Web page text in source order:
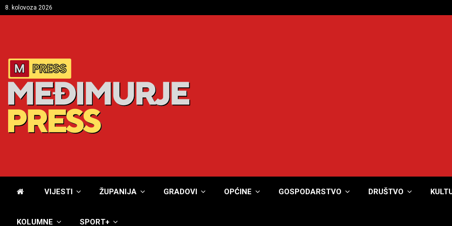
8. kolovoza 2026
VIJESTI ŽUPANIJA GRADOVI OPĆINE GOSPODARSTVO DRUŠTVO
KOLUMNE SPORT+